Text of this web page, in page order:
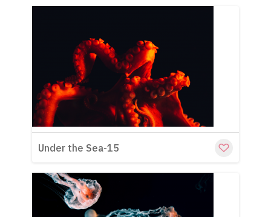
Under the Sea-15